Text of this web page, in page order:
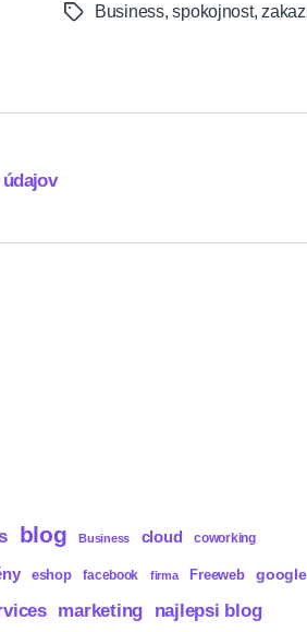
TagsBusiness,spokojnost,
blog Business cloud coworking
eshop facebook firma Freeweb google
marketing najlepsi blog